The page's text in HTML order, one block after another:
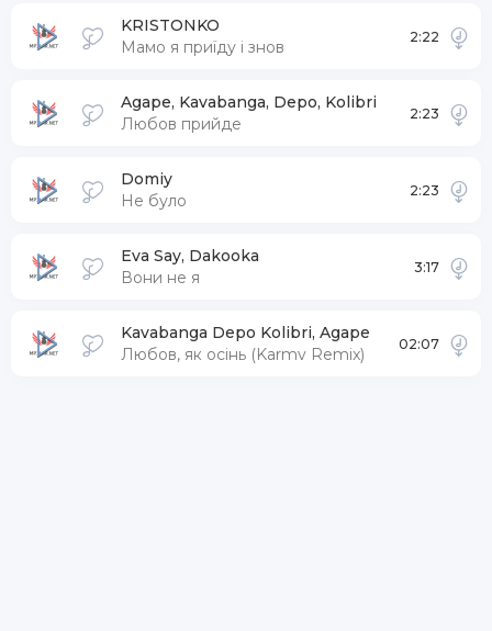
KRISTONKO
Мамо я приїду і знов
2:22
Agape, Kavabanga, Depo, Kolibri
Любов прийде
2:23
Domiy
Не було
2:23
Eva Say, Dakooka
Вони не я
3:17
Kavabanga Depo Kolibri, Agape
Любов, як осiнь (Karmv Remix)
02:07